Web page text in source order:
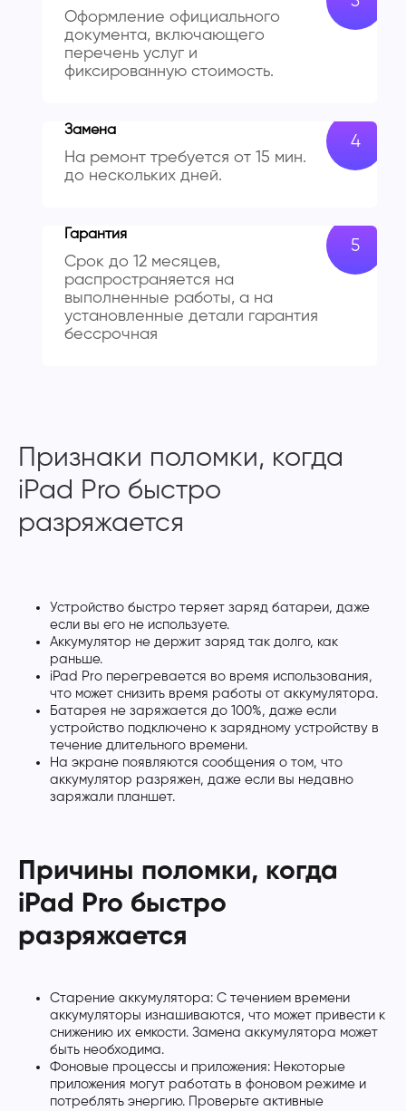
Оформление официального
документа, включающего
перечень услуг и
фиксированную стоимость.
Замена
На ремонт требуется от 15 мин.
до нескольких дней.
Гарантия
Срок до 12 месяцев,
распространяется на
выполненные работы, а на
установленные детали гарантия
бессрочная
Признаки поломки, когда
iPad Pro быстро
разряжается
Устройство быстро теряет заряд батареи, даже
если вы его не используете.
Аккумулятор не держит заряд так долго, как
раньше.
iPad Pro перегревается во время использования,
что может снизить время работы от аккумулятора.
Батарея не заряжается до 100%, даже если
устройство подключено к зарядному устройству в
течение длительного времени.
На экране появляются сообщения о том, что
аккумулятор разряжен, даже если вы недавно
заряжали планшет.
Причины поломки, когда
iPad Pro быстро
разряжается
Старение аккумулятора: С течением времени
аккумуляторы изнашиваются, что может привести к
снижению их емкости. Замена аккумулятора может
быть необходима.
Фоновые процессы и приложения: Некоторые
приложения могут работать в фоновом режиме и
потреблять энергию. Проверьте активные